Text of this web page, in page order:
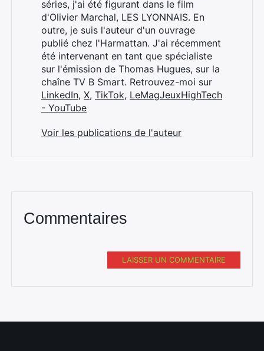
séries, j'ai été figurant dans le film
d'Olivier Marchal, LES LYONNAIS. En
outre, je suis l'auteur d'un ouvrage
publié chez l'Harmattan. J'ai récemment
été intervenant en tant que spécialiste
sur l'émission de Thomas Hugues, sur la
chaîne TV B Smart. Retrouvez-moi sur
LinkedIn, X, TikTok, LeMagJeuxHighTech
- YouTube
Voir les publications de l'auteur
Commentaires
LAISSER UN COMMENTAIRE